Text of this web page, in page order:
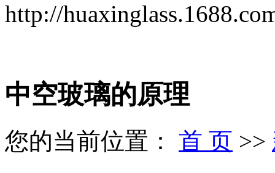
http://
中空玻璃的原理
您的当前位置： 首 页 >>